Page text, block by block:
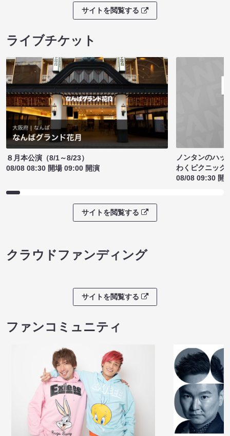
サイトを閲覧する
ライブチケット
８月本公演（8/1～8/23）
08/08 08:30 開場 09:00 開演
ノンタンのハッ
わくピクニック
08/08 09:30 開
サイトを閲覧する
クラウドファンディング
サイトを閲覧する
ファンコミュニティ